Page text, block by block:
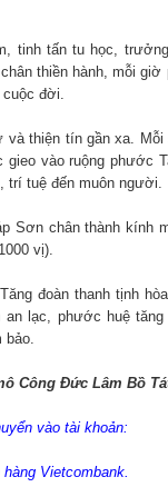
tinh tấn tu học,
thiền hành, mỗi giờ
cuộc đời.
thiện tín gần xa.
vào ruộng phước
trí tuệ đến muôn người.
Sơn chân thành kính
vị).
đoàn thanh tịnh
lạc, phước huệ
bảo.
Công Đức Lâm Bồ
vào tài khoản:
Vietcombank.